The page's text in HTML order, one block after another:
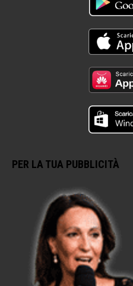
PER LA TUA PUBBLICITÀ